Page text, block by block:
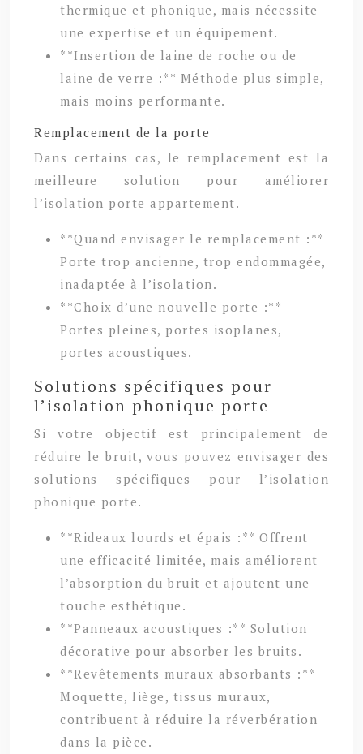
thermique et phonique, mais nécessite
une expertise et un équipement.
**Insertion de laine de roche ou de
laine de verre :** Méthode plus simple,
mais moins performante.
Remplacement de la porte
Dans certains cas, le remplacement est la
meilleure solution pour améliorer
l’isolation porte appartement.
**Quand envisager le remplacement :**
Porte trop ancienne, trop endommagée,
inadaptée à l’isolation.
**Choix d’une nouvelle porte :**
Portes pleines, portes isoplanes,
portes acoustiques.
Solutions spécifiques pour
l’isolation phonique porte
Si votre objectif est principalement de
réduire le bruit, vous pouvez envisager des
solutions spécifiques pour l’isolation
phonique porte.
**Rideaux lourds et épais :** Offrent
une efficacité limitée, mais améliorent
l’absorption du bruit et ajoutent une
touche esthétique.
**Panneaux acoustiques :** Solution
décorative pour absorber les bruits.
**Revêtements muraux absorbants :**
Moquette, liège, tissus muraux,
contribuent à réduire la réverbération
dans la pièce.